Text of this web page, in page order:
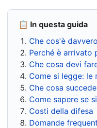
📋 In questa guida
Che cos'è
Perché è arrivato
Che cosa devi
Come si legge: le
Che cosa
Come sapere se
Costi della difesa
Domande